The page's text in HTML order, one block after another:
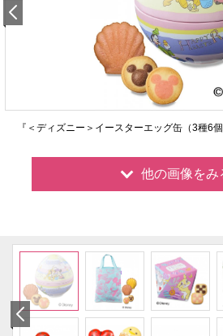
『＜ディズニー＞イースターエッグ缶（3種6
他の画像をみ